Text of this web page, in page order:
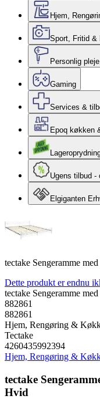
Hjem,
Sport, Fritid &
Personlig
Gaming
Services &
Epoq køkken
Ugens tilbud -
Elgiganten
tectake Sengeramme
Dette produkt er endnu
tectake Sengeramme
882861
882861
Hjem, Rengøring &
Tectake
4260435992394
Hjem, Rengøring &
tectake
Hvid